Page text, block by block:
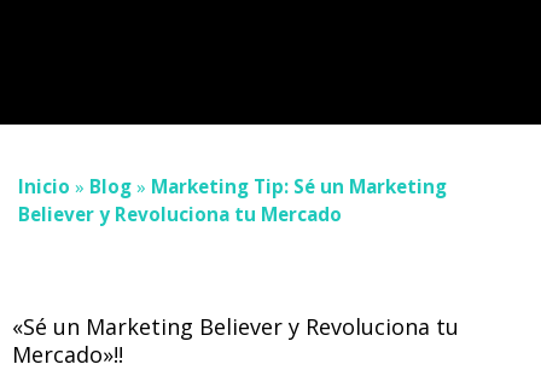
Inicio » Blog » Marketing Tip: Sé un Marketing
Believer y Revoluciona tu Mercado
«Sé un Marketing Believer y Revoluciona tu
Mercado»!!